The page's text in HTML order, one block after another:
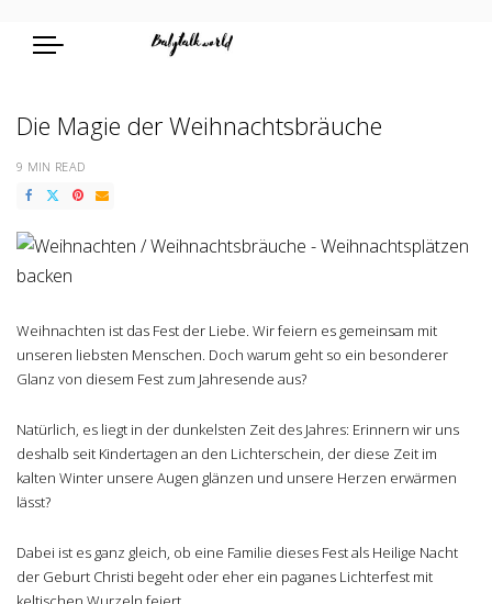
Die Magie der Weihnachtsbräuche
9 MIN READ
Weihnachten ist das Fest der Liebe. Wir feiern es gemeinsam mit
unseren liebsten Menschen. Doch warum geht so ein besonderer
Glanz von diesem Fest zum Jahresende aus?
Natürlich, es liegt in der dunkelsten Zeit des Jahres: Erinnern wir uns
deshalb seit Kindertagen an den Lichterschein, der diese Zeit im
kalten Winter unsere Augen glänzen und unsere Herzen erwärmen
lässt?
Dabei ist es ganz gleich, ob eine Familie dieses Fest als Heilige Nacht
der Geburt Christi begeht oder eher ein paganes Lichterfest mit